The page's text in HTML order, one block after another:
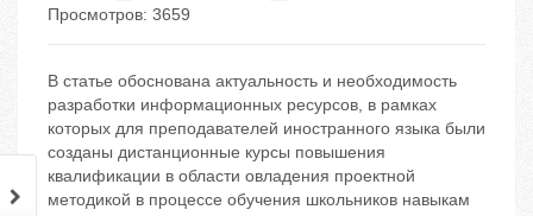
Просмотров: 3659
В статье обоснована актуальность и необходимость
разработки информационных ресурсов, в рамках
которых для преподавателей иностранного языка были
созданы дистанционные курсы повышения
квалификации в области овладения проектной
методикой в процессе обучения школьников навыкам